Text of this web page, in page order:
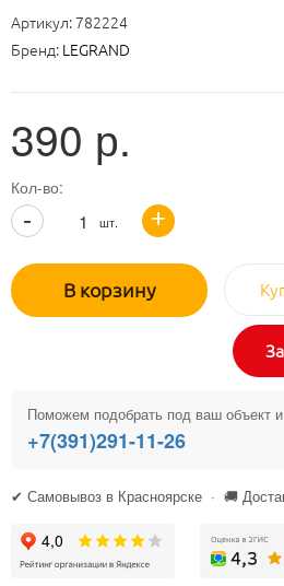
Артикул: 782224
Бренд: LEGRAND
390 р.
Кол-во:
шт. +
-
В корзину
Поможем подобрать под ваш объект
+7(391)291-11-26
✔ Самовывоз в Красноярске · 🚚